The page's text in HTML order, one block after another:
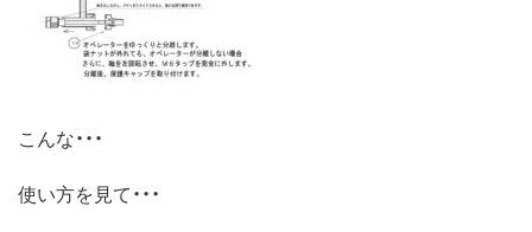
こんな・・・
使い方を見て・・・